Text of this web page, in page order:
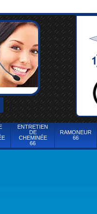
ENTRETIEN
DE
CHEMINÉE
66
RAMONEUR
66